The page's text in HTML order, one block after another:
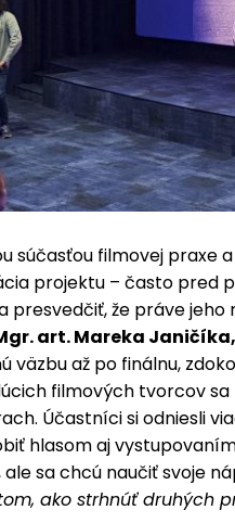
súčasťou filmovej praxe
projektu – často pred
presvedčiť, že práve jeho
art. Mareka
väzbu až po finálnu,
filmových tvorcov
Účastníci si odniesli
hlasom aj
sa chcú naučiť svoje
ako strhnúť druhých